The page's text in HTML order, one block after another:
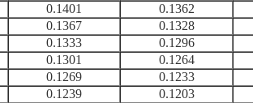
0.1401
0.1362
0.1367
0.1328
0.1333
0.1296
0.1301
0.1264
0.1269
0.1233
0.1239
0.1203